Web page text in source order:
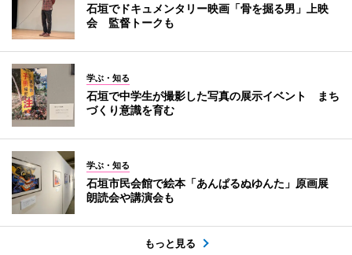
石垣でドキュメンタリー映画「骨を掘る男」上映
会 監督トークも
学ぶ・知る
石垣で中学生が撮影した写真の展示イベント まち
づくり意識を育む
学ぶ・知る
石垣市民会館で絵本「あんぱるぬゆんた」原画展
朗読会や講演会も
もっと見る